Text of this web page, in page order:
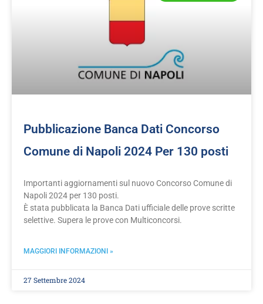
Pubblicazione Banca Dati Concorso
Comune di Napoli 2024 Per 130 posti
Importanti aggiornamenti sul nuovo Concorso Comune di
Napoli 2024 per 130 posti.
È stata pubblicata la Banca Dati ufficiale delle prove scritte
selettive. Supera le prove con Multiconcorsi.
MAGGIORI INFORMAZIONI »
27 Settembre 2024